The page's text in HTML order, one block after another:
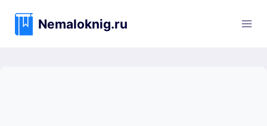
содержимому
Nemaloknig.ru